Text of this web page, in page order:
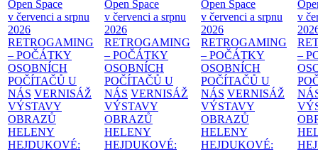
Open Space
v červenci a srpnu
2026
RETROGAMING
– POČÁTKY
OSOBNÍCH
POČÍTAČŮ U
NÁS VERNISÁŽ
VÝSTAVY
OBRAZŮ
HELENY
HEJDUKOVÉ:
Open Space
v červenci a srpnu
2026
RETROGAMING
– POČÁTKY
OSOBNÍCH
POČÍTAČŮ U
NÁS VERNISÁŽ
VÝSTAVY
OBRAZŮ
HELENY
HEJDUKOVÉ:
Open Space
v červenci a srpnu
2026
RETROGAMING
– POČÁTKY
OSOBNÍCH
POČÍTAČŮ U
NÁS VERNISÁŽ
VÝSTAVY
OBRAZŮ
HELENY
HEJDUKOVÉ:
v
–